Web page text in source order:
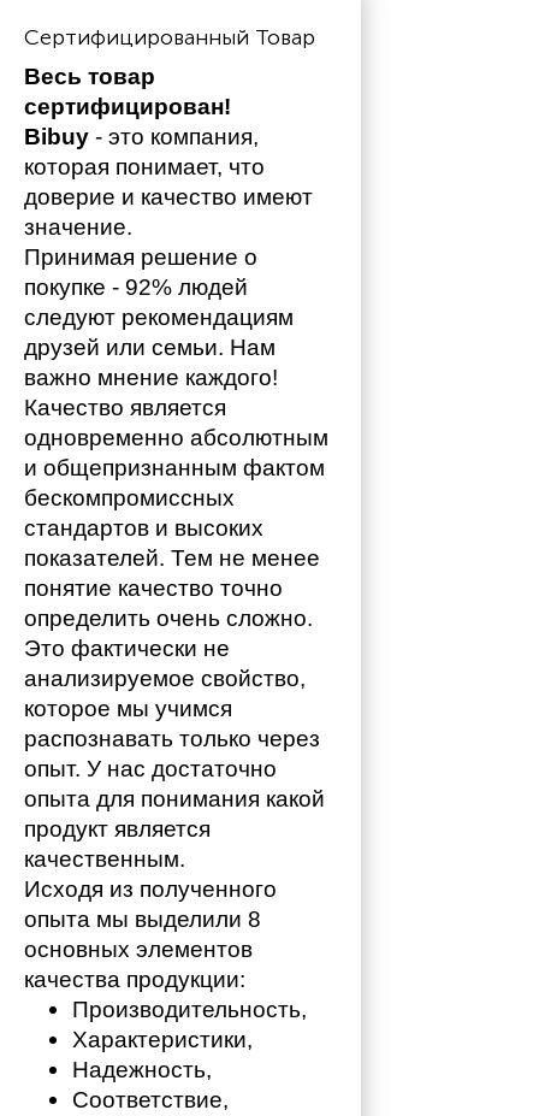
Сертифицированный Товар
Весь товар
сертифицирован!
Bibuy - это компания,
которая понимает, что
доверие и качество имеют
значение.
Принимая решение о
покупке - 92% людей
следуют рекомендациям
друзей или семьи. Нам
важно мнение каждого!
Качество является
одновременно абсолютным
и общепризнанным фактом
бескомпромиссных
стандартов и высоких
показателей. Тем не менее
понятие качество точно
определить очень сложно.
Это фактически не
анализируемое свойство,
которое мы учимся
распознавать только через
опыт. У нас достаточно
опыта для понимания какой
продукт является
качественным.
Исходя из полученного
опыта мы выделили 8
основных элементов
качества продукции:
Производительность,
Характеристики,
Надежность,
Соответствие,